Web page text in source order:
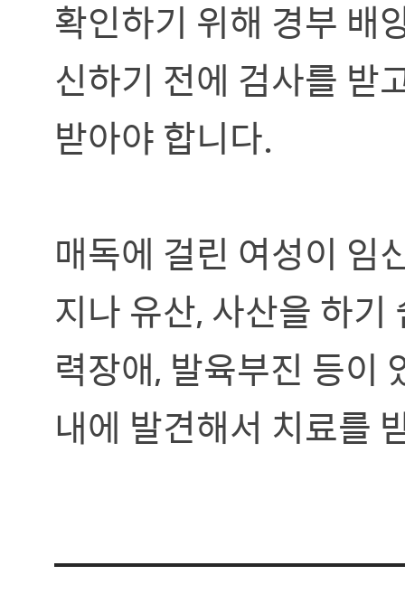
확인하기 위해 경부 배
신하기 전에 검사를 받
받아야 합니다.
매독에 걸린 여성이 임
지나 유산, 사산을 하
력장애, 발육부진 등이
내에 발견해서 치료를